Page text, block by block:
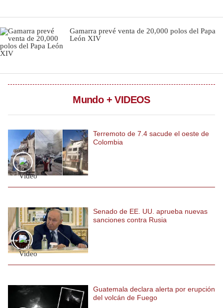
Fotogalerías
gestion.pe
Términos
Condiciones
Política
De
Privacidad
Politica
Preguntas
Frecuentes
Gamarra prevé venta de 20,000 polos del Papa
León XIV
Mundo + VIDEOS
Terremoto de 7.4 sacude el oeste de
Colombia
Senado de EE. UU. aprueba nuevas
sanciones contra Rusia
Guatemala declara alerta por erupción
del volcán de Fuego